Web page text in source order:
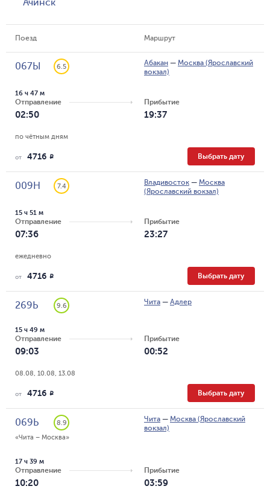
Ачинск
Поезд Маршрут
067Ы 6.5 Абакан — Москва (Ярославский
вокзал)
Отправление
02:50
16 ч 47 м
Прибытие
19:37
по чётным дням
от 4716 R Выбрать дату
009Н 7.4 Владивосток — Москва
(Ярославский вокзал)
Отправление
07:36
15 ч 51 м
Прибытие
23:27
ежедневно
от 4716 R Выбрать дату
269Ь 9.6 Чита — Адлер
Отправление
09:03
15 ч 49 м
Прибытие
00:52
08.08, 10.08, 13.08
от 4716 R Выбрать дату
069Ь
8.9
«Чита – Москва»
Чита — Москва (Ярославский
вокзал)
Отправление
10:20
17 ч 39 м
Прибытие
03:59